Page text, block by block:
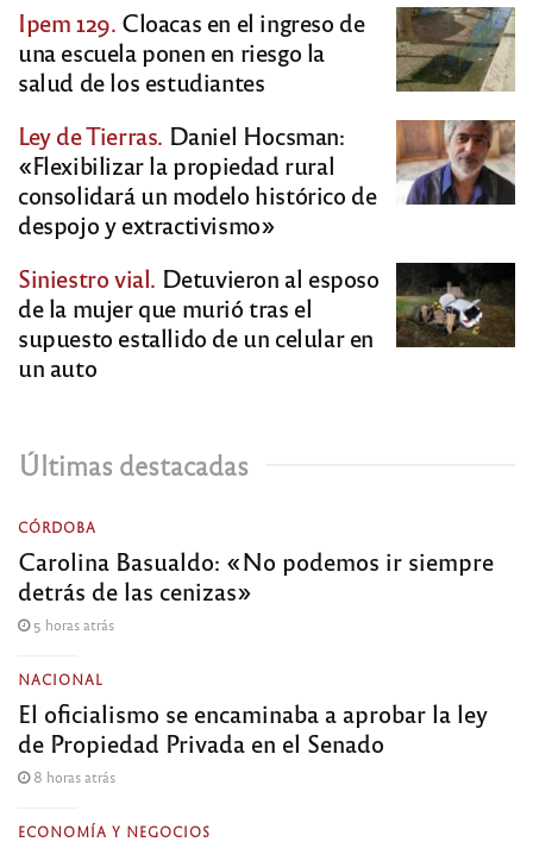
Ipem 129. Cloacas en el ingreso de
una escuela ponen en riesgo la
salud de los estudiantes
Ley de Tierras. Daniel Hocsman:
«Flexibilizar la propiedad rural
consolidará un modelo histórico de
despojo y extractivismo»
Siniestro vial. Detuvieron al esposo
de la mujer que murió tras el
supuesto estallido de un celular en
un auto
Últimas destacadas
CÓRDOBA
Carolina Basualdo: «No podemos ir siempre
detrás de las cenizas»
5 horas atrás
NACIONAL
El oficialismo se encaminaba a aprobar la ley
de Propiedad Privada en el Senado
8 horas atrás
ECONOMÍA Y NEGOCIOS